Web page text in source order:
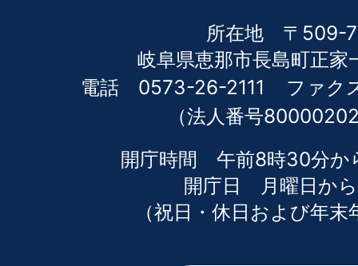
所在地 〒509-
岐阜県恵那市長島町正家
電話 0573-26-2111
ファ
（法人番号
開庁時間 午前8時30分か
開庁日 月曜日か
（祝日・休日および年